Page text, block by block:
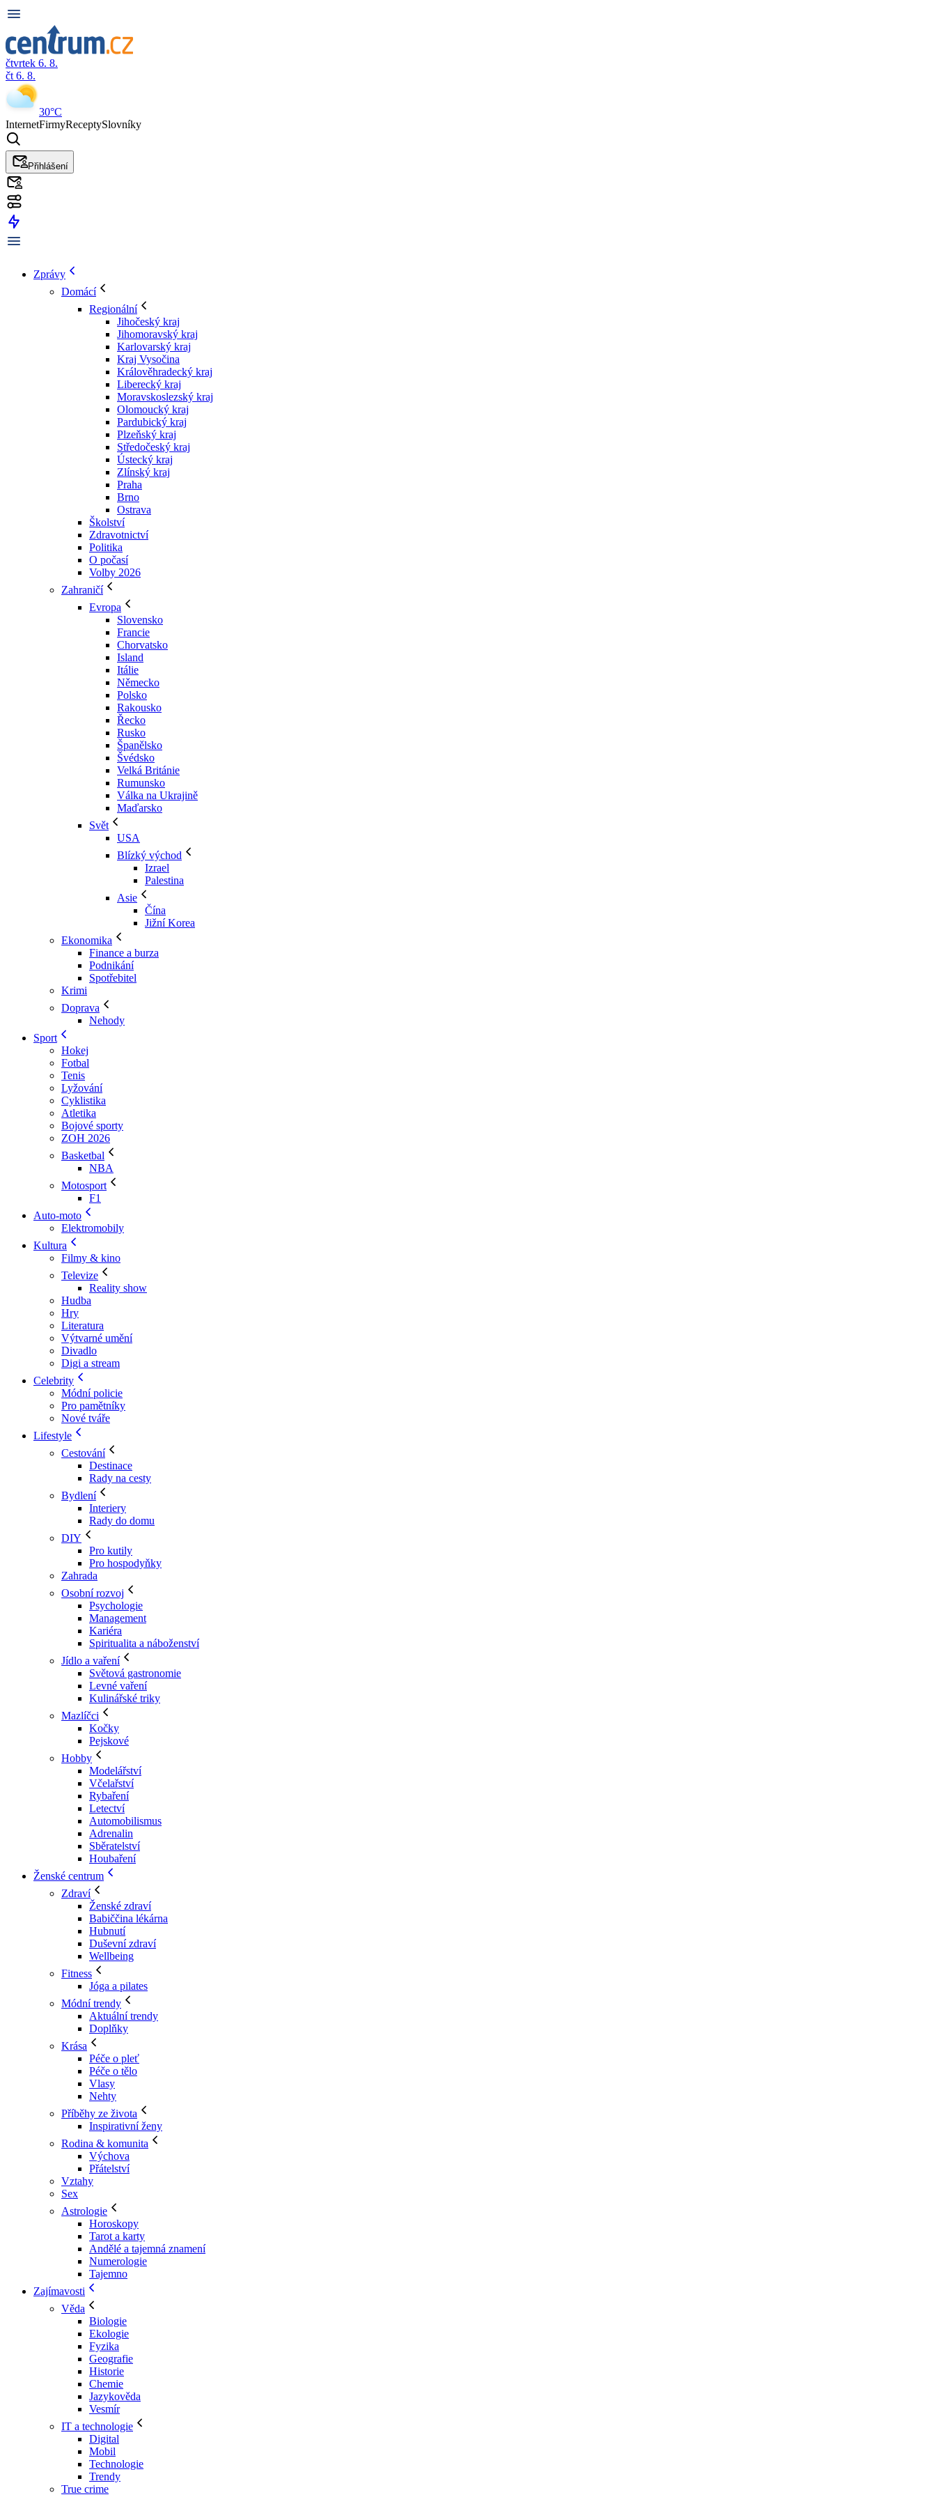
čtvrtek 6. 8.
čt 6. 8.
30°C
InternetFirmyReceptySlovníky
Přihlášení
Zprávy
Domácí
Regionální
Jihočeský kraj
Jihomoravský kraj
Karlovarský kraj
Kraj Vysočina
Králověhradecký kraj
Liberecký kraj
Moravskoslezský kraj
Olomoucký kraj
Pardubický kraj
Plzeňský kraj
Středočeský kraj
Ústecký kraj
Zlínský kraj
Praha
Brno
Ostrava
Školství
Zdravotnictví
Politika
O počasí
Volby 2026
Zahraničí
Evropa
Slovensko
Francie
Chorvatsko
Island
Itálie
Německo
Polsko
Rakousko
Řecko
Rusko
Španělsko
Švédsko
Velká Británie
Rumunsko
Válka na Ukrajině
Maďarsko
Svět
USA
Blízký východ
Izrael
Palestina
Asie
Čína
Jižní Korea
Ekonomika
Finance a burza
Podnikání
Spotřebitel
Krimi
Doprava
Nehody
Sport
Hokej
Fotbal
Tenis
Lyžování
Cyklistika
Atletika
Bojové sporty
ZOH 2026
Basketbal
NBA
Motosport
F1
Auto-moto
Elektromobily
Kultura
Filmy & kino
Televize
Reality show
Hudba
Hry
Literatura
Výtvarné umění
Divadlo
Digi a stream
Celebrity
Módní policie
Pro pamětníky
Nové tváře
Lifestyle
Cestování
Destinace
Rady na cesty
Bydlení
Interiery
Rady do domu
DIY
Pro kutily
Pro hospodyňky
Zahrada
Osobní rozvoj
Psychologie
Management
Kariéra
Spiritualita a náboženství
Jídlo a vaření
Světová gastronomie
Levné vaření
Kulinářské triky
Mazlíčci
Kočky
Pejskové
Hobby
Modelářství
Včelařství
Rybaření
Letectví
Automobilismus
Adrenalin
Sběratelství
Houbaření
Ženské centrum
Zdraví
Ženské zdraví
Babiččina lékárna
Hubnutí
Duševní zdraví
Wellbeing
Fitness
Jóga a pilates
Módní trendy
Aktuální trendy
Doplňky
Krása
Péče o pleť
Péče o tělo
Vlasy
Nehty
Příběhy ze života
Inspirativní ženy
Rodina & komunita
Výchova
Přátelství
Vztahy
Sex
Astrologie
Horoskopy
Tarot a karty
Andělé a tajemná znamení
Numerologie
Tajemno
Zajímavosti
Věda
Biologie
Ekologie
Fyzika
Geografie
Historie
Chemie
Jazykověda
Vesmír
IT a technologie
Digital
Mobil
Technologie
Trendy
True crime